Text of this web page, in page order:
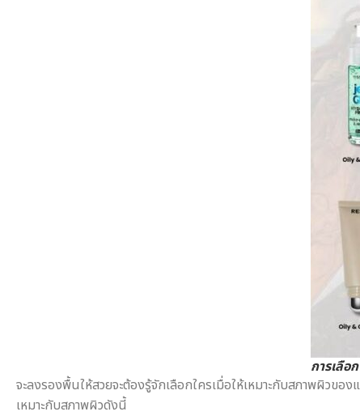
การเลือ
จะลงรองพื้นให้สวยจะต้องรู้จักเลือกใครเมื่อให้เหมาะกับสภาพผิวข
เหมาะกับสภาพผิวดังนี้